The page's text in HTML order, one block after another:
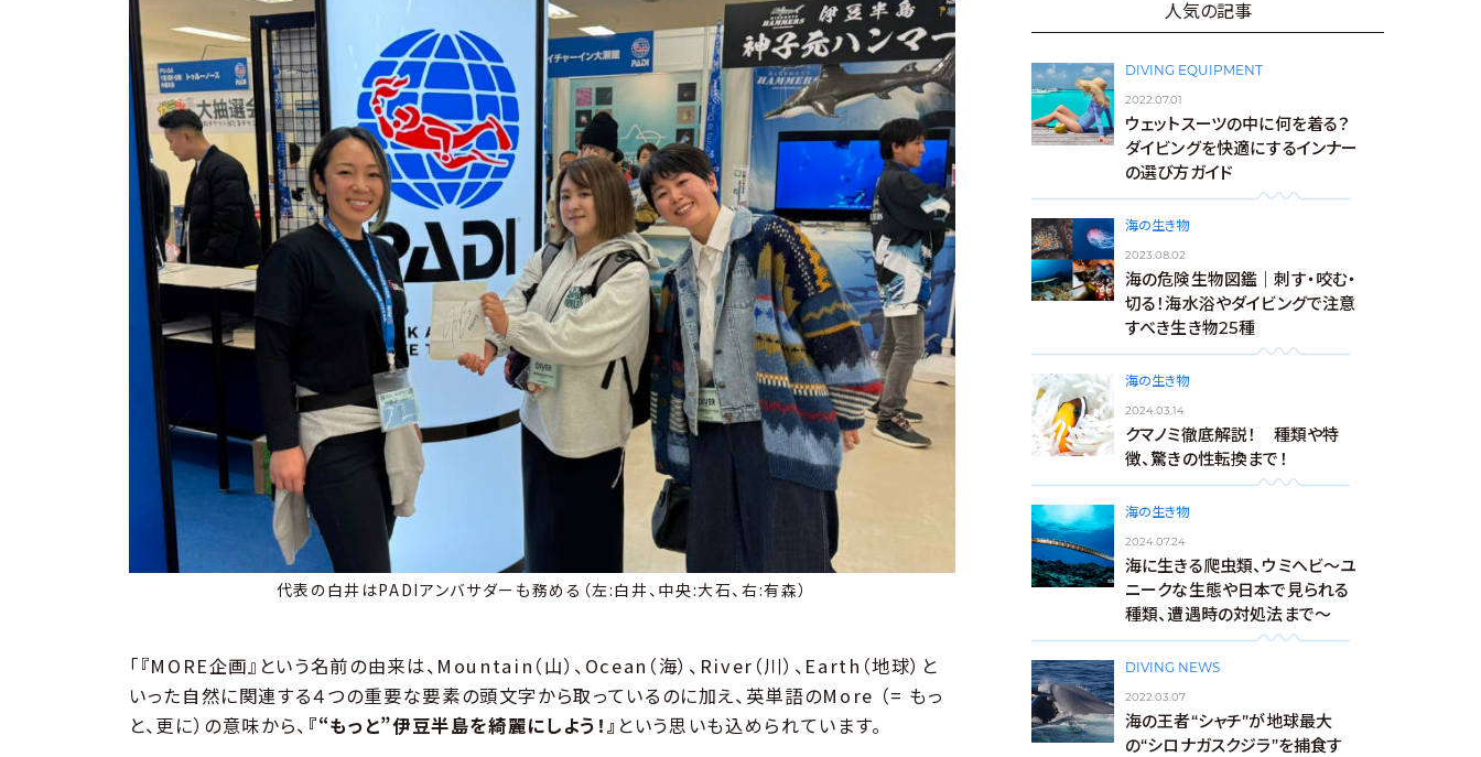
代表の白井はPADIアンバサダーも務める（左:白井、中央:大石、右:有森）
「『MORE企画』という名前の由来は、Mountain（山）、Ocean（海）、River（川）、Earth（地球）と
いった自然に関連する４つの重要な要素の頭文字から取っているのに加え、英単語のMore （= もっ
と、更に）の意味から、 『“もっと”伊豆半島を綺麗にしよう！』 という思いも込められています。
人気の記事
DIVING EQUIPMENT
2022.07.01
ウェットスーツの中に何を着る？
ダイビングを快適にするインナー
の選び方ガイド
海の生き物
2023.08.02
海の危険生物図鑑｜刺す・咬む・
切る！海水浴やダイビングで注意
すべき生き物25種
海の生き物
2024.03.14
クマノミ徹底解説！ 種類や特
徴、驚きの性転換まで！
海の生き物
2024.07.24
海に生きる爬虫類、ウミヘビ～ユ
ニークな生態や日本で見られる
種類、遭遇時の対処法まで～
DIVING NEWS
2022.03.07
海の王者“シャチ”が地球最大
の“シロナガスクジラ”を捕食す